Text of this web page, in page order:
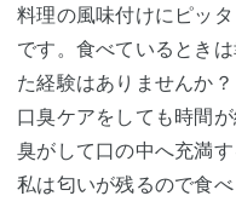
料理の風味付けにピッ
です。食べているとき
た経験はありませんか？
口臭ケアをしても時間
臭がして口の中へ充満す
私は匂いが残るので食べ